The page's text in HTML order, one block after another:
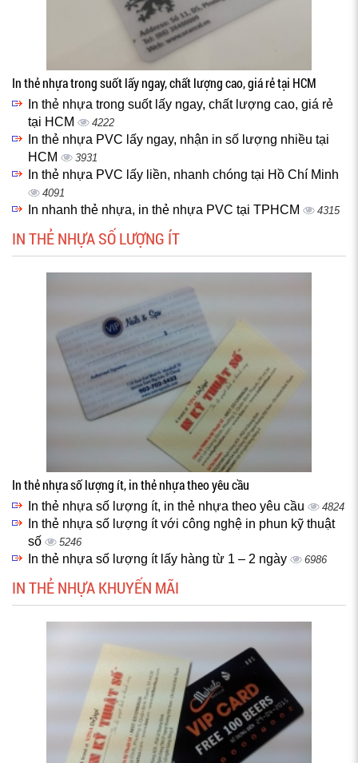
In thẻ nhựa trong suốt lấy ngay, chất lượng cao, giá rẻ tại HCM
In thẻ nhựa trong suốt lấy ngay, chất lượng cao, giá rẻ
tại HCM
4222
In thẻ nhựa PVC lấy ngay, nhận in số lượng nhiều tại
HCM
3931
In thẻ nhựa PVC lấy liền, nhanh chóng tại Hồ Chí Minh
4091
In nhanh thẻ nhựa, in thẻ nhựa PVC tại TPHCM 4315
IN THẺ NHỰA SỐ LƯỢNG ÍT
In thẻ nhựa số lượng ít, in thẻ nhựa theo yêu cầu
In thẻ nhựa số lượng ít, in thẻ nhựa theo yêu cầu 4824
In thẻ nhựa số lượng ít với công nghệ in phun kỹ thuật
số
5246
In thẻ nhựa số lượng ít lấy hàng từ 1 – 2 ngày 6986
IN THẺ NHỰA KHUYẾN MÃI